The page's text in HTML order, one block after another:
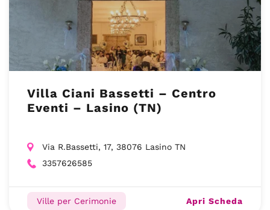
Villa Ciani Bassetti – Centro
Eventi – Lasino (TN)
Via R.Bassetti, 17, 38076 Lasino TN
3357626585
Ville per Cerimonie Apri Scheda